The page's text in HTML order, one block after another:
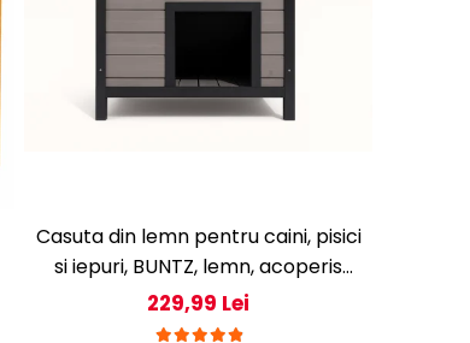
Casuta din lemn pentru caini, pisici
si iepuri, BUNTZ, lemn, acoperis
rabatabil, bitumant, impermeabil,
perdea transparenta la usa din
229,99 Lei